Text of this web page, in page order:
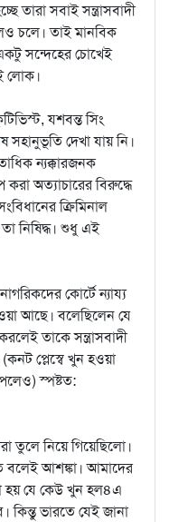
তারা সবাই সন্ত্রাসবাদী
চলে। তাই মানবিক
সন্দেহের চোখেই
লোক।
যশবন্ত সিং
সহানুভূতি দেখা যায় নি।
ন্যক্কারজনক
অত্যাচারের বিরুদ্ধে
ক্রিমিনাল
নিষিদ্ধ। শুধু এই
কোর্টে ন্যায্য
আছে। বলেছিলেন যে
তাকে সন্ত্রাসবাদী
প্লেস্বে খুন হওয়া
স্পষ্টত:
তুলে নিয়ে গিয়েছিলো।
বলেই আশঙ্কা। আমাদের
হয় যে কেউ খুন হল৪এ
কিন্তু ভারতে যেই জানা